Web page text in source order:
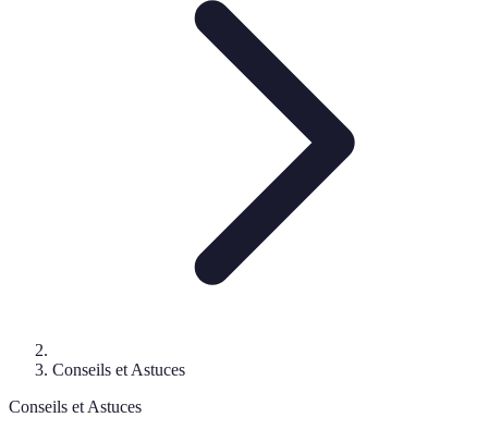
Conseils et Astuces
Conseils et Astuces